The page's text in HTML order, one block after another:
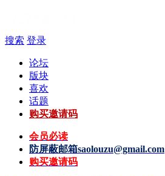
搜索 登录
论坛
版块
喜欢
话题
购买邀请码
会员必读
防屏蔽邮箱saolouzu@gmail.com
购买邀请码